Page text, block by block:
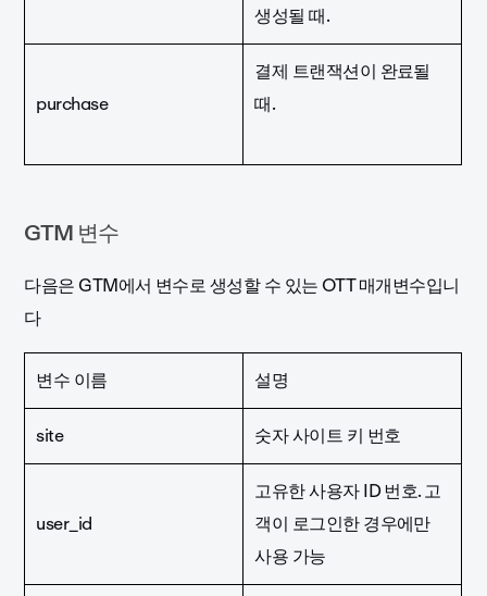
생성될 때.
purchase
결제 트랜잭션이 완료될
때.
GTM 변수
다음은 GTM에서 변수로 생성할 수 있는 OTT 매개변수입니
다
변수 이름
설명
site
숫자 사이트 키 번호
user_id
고유한 사용자 ID 번호. 고
객이 로그인한 경우에만
사용 가능